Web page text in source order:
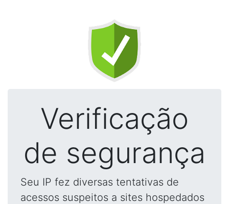
Verificação
de segurança
Seu IP fez diversas tentativas de
acessos suspeitos a sites hospedados